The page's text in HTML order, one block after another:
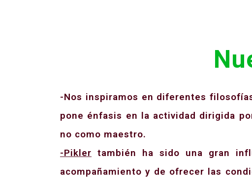
-Nos inspiramos en diferentes
pone énfasis en la actividad dirigida
no como maestro.
-Pikler también ha sido una gran
acompañamiento y de ofrecer las